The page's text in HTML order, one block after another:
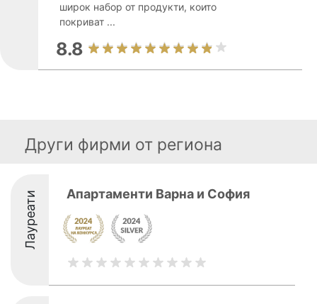
широк набор от продукти, които
покриват ...
8.8
Други фирми от региона
Лауреати Апартаменти Варна и София